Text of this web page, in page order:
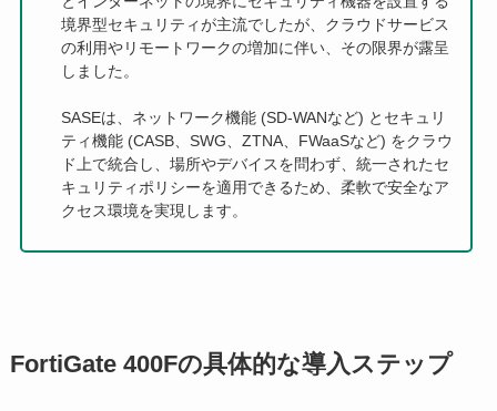
境界型セキュリティが主流でしたが、クラウドサービス
の利用やリモートワークの増加に伴い、その限界が露呈
しました。
SASEは、ネットワーク機能 (SD-WANなど) とセキュリ
ティ機能 (CASB、SWG、ZTNA、FWaaSなど) をクラウ
ド上で統合し、場所やデバイスを問わず、統一されたセ
キュリティポリシーを適用できるため、柔軟で安全なア
クセス環境を実現します。
FortiGate 400Fの具体的な導入ステップ